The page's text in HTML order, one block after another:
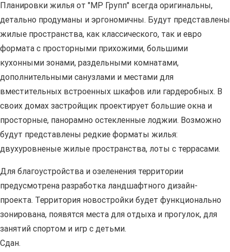
Планировки жилья от "МР Групп" всегда оригинальны,
детально продуманы и эргономичны. Будут представлены
жилые пространства, как классического, так и евро
формата с просторными прихожими, большими
кухонными зонами, раздельными комнатами,
дополнительными санузлами и местами для
вместительных встроенных шкафов или гардеробных. В
своих домах застройщик проектирует большие окна и
просторные, панорамно остекленные лоджии. Возможно
будут представлены редкие форматы жилья:
двухуровненые жилые пространства, лоты с террасами.
Для благоустройства и озеленения территории
предусмотрена разработка ландшафтного дизайн-
проекта. Территория новостройки будет функционально
зонирована, появятся места для отдыха и прогулок, для
занятий спортом и игр с детьми.
Сдан.